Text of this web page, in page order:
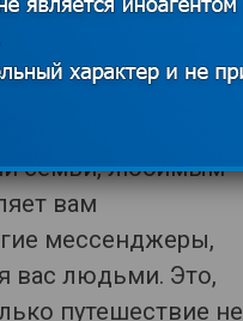
семьи, любимым
вам
мессенджеры,
вас людьми. Это,
путешествие не